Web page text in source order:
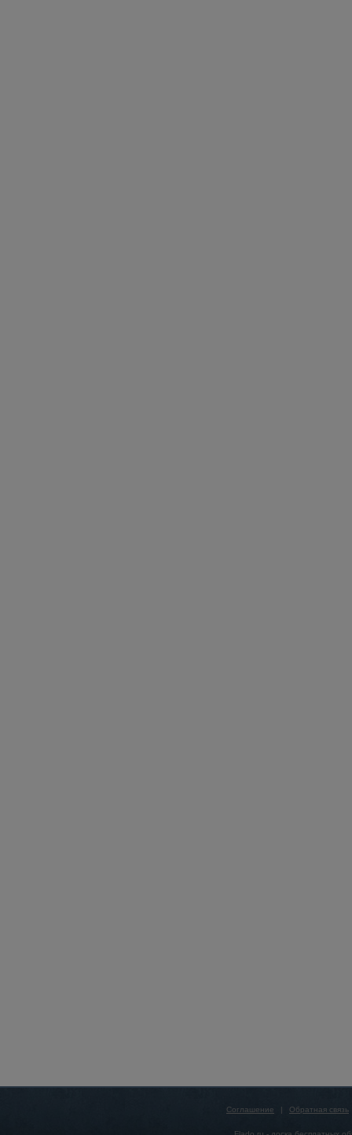
Соглашение | Обратная связь